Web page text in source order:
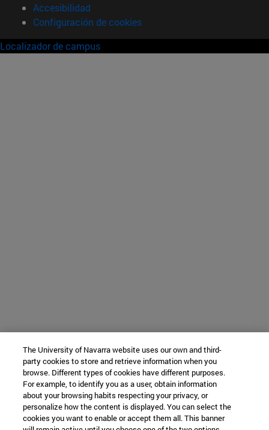
Accesibilidad
Configuración de cookies
Localizador de campus
The University of Navarra website uses our own and third-
party cookies to store and retrieve information when you
browse. Different types of cookies have different purposes.
For example, to identify you as a user, obtain information
about your browsing habits respecting your privacy, or
personalize how the content is displayed. You can select the
cookies you want to enable or accept them all. This banner